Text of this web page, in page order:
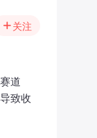
关注
道
致收